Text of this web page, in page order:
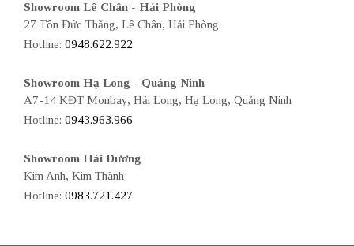
Showroom Lê Chân - Hải Phòng
27 Tôn Đức Thắng, Lê Chân, Hải Phòng
Hotline: 0948.622.922
Showroom Hạ Long - Quảng Ninh
A7-14 KĐT Monbay, Hải Long, Hạ Long, Quảng Ninh
Hotline: 0943.963.966
Showroom Hải Dương
Kim Anh, Kim Thành
Hotline: 0983.721.427